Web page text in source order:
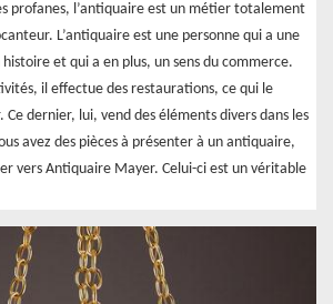
profanes, l’antiquaire est un métier totalement
L’antiquaire est une personne qui a une
histoire et qui a en plus, un sens du commerce.
il effectue des restaurations, ce qui le
dernier, lui, vend des éléments divers dans les
avez des pièces à présenter à un antiquaire,
vers Antiquaire Mayer. Celui-ci est un véritable